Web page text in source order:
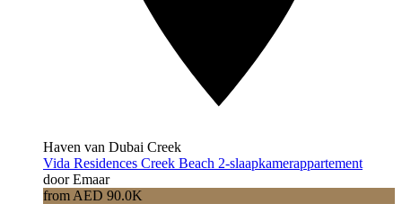
Haven van Dubai Creek
Vida Residences Creek Beach 2-slaapkamerappartement
door Emaar
from AED 90.0K